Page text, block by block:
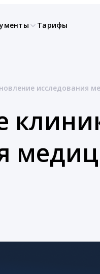
Тарифы
исследования